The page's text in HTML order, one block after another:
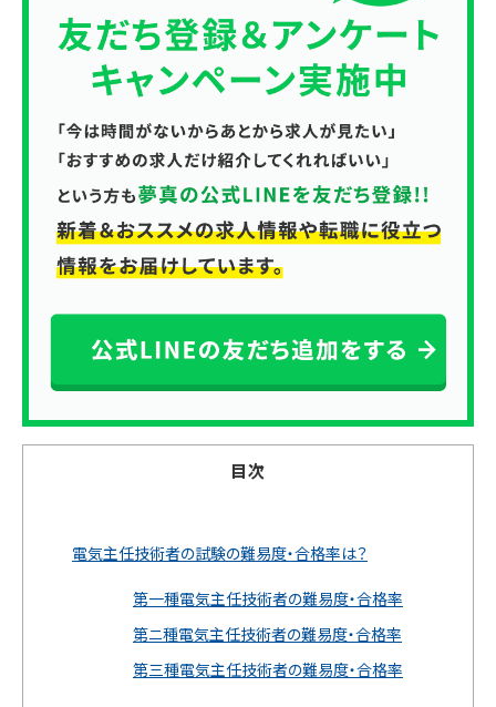
目次
電気主任技術者の試験の難易度・合格率は？
第一種電気主任技術者の難易度・合格率
第ニ種電気主任技術者の難易度・合格率
第三種電気主任技術者の難易度・合格率